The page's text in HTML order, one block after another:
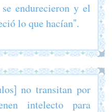
se endurecieron y el
lo que hacían”.
no transitan por
intelecto para